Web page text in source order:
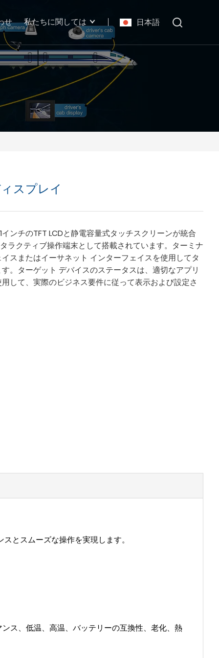
日本語
せ 私たちに関しては
スプレイ
インチのTFT LCDと静電容量式タッチスクリーンが統合
ラクティブ操作端末として搭載されています。ターミナ
スまたはイーサネット インターフェイスを使用してタ
。ターゲット デバイスのステータスは、適切なアプリ
して、実際のビジネス要件に従って表示および設定さ
とスムーズな操作を実現します。
ス、低温、高温、バッテリーの互換性、老化、熱